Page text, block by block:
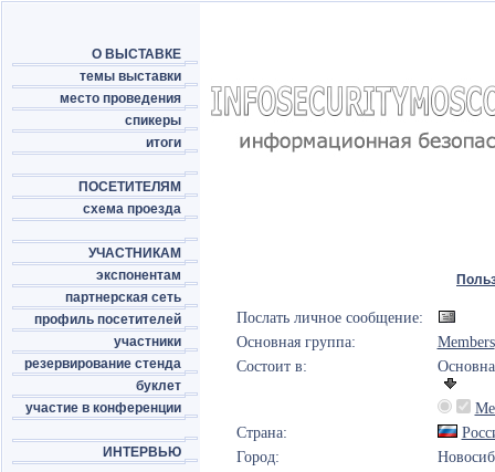
О ВЫСТАВКЕ
темы выставки
место проведения
спикеры
итоги
ПОСЕТИТЕЛЯМ
схема проезда
УЧАСТНИКАМ
экспонентам
партнерская сеть
профиль посетителей
участники
резервирование стенда
буклет
участие в конференции
ИНТЕРВЬЮ
Послать личное сообщение:
Основная группа:
Members
Состоит в:
Страна:
Город: